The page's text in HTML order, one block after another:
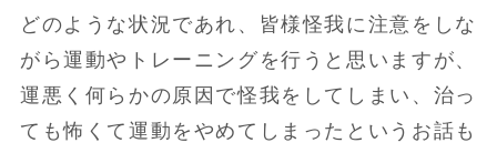
どのような状況であれ、皆様怪我に注意をしな
がら運動やトレーニングを行うと思いますが、
運悪く何らかの原因で怪我をしてしまい、治っ
ても怖くて運動をやめてしまったというお話も